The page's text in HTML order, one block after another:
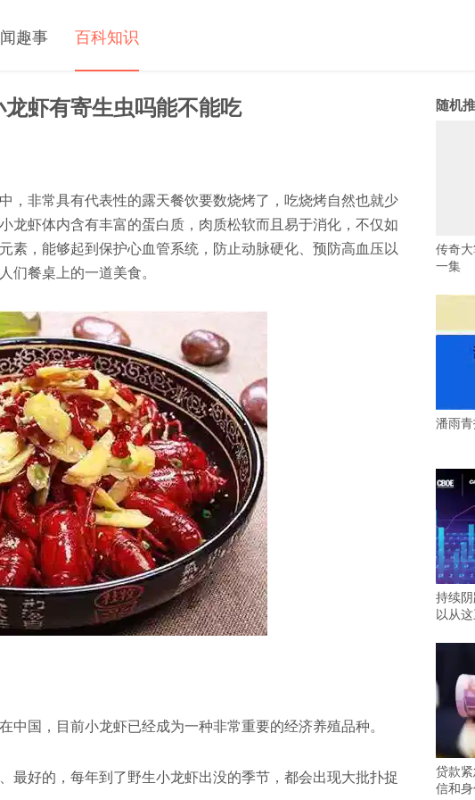
趣事 百科知识
虾有寄生虫吗能不能吃
，非常具有代表性的露天餐饮要数烧烤了，吃烧烤自然也就少
龙虾体内含有丰富的蛋白质，肉质松软而且易于消化，不仅如
素，能够起到保护心血管系统，防止动脉硬化、预防高血压以
餐桌上的一道美食。
国，目前小龙虾已经成为一种非常重要的经济养殖品种。
最好的，每年到了野生小龙虾出没的季节，都会出现大批扑捉
随机
传奇
一集
潘雨
持续
以从
贷款
信和